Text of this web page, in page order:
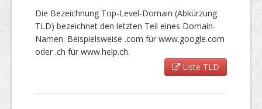
Die Bezeichnung Top-Level-Domain (Abkürzung
TLD) bezeichnet den letzten Teil eines Domain-
Namen. Beispielsweise .com für www.google.com
oder .ch für www.help.ch.
Liste TLD